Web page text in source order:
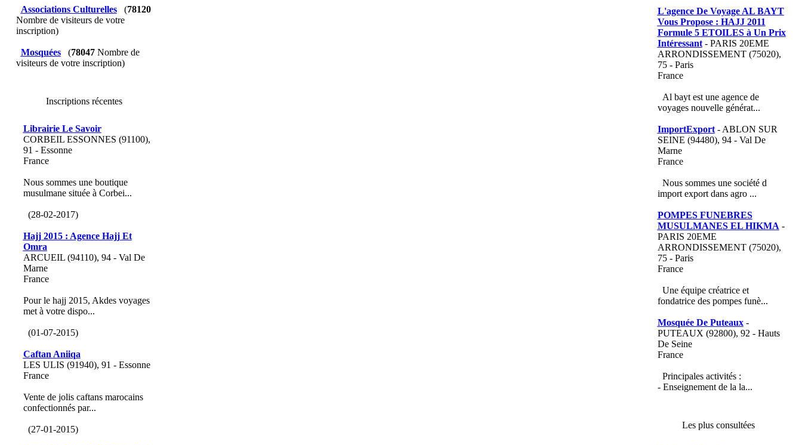
Associations Culturelles (78120
Nombre de visiteurs de votre
inscription)
Mosquées (78047Nombre de
visiteurs de votre inscription)
Inscriptions récentes
Librairie Le Savoir
CORBEIL ESSONNES (91100),
91 - Essonne
France
Nous sommes une boutique
musulmane située à Corbei...
(28-02-2017)
Hajj 2015 : Agence Hajj Et
Omra
ARCUEIL (94110), 94 - Val De
Marne
France
Pour le hajj 2015, Akdes voyages
met à votre dispo...
(01-07-2015)
Caftan Aniiqa
LES ULIS (91940), 91 - Essonne
France
Vente de jolis caftans marocains
confectionnés par...
(27-01-2015)
L'agence De Voyage AL BAYT
Vous Propose : HAJJ 2011
Formule 5 ETOILES à Un Prix
Intéressant- PARIS 20EME
ARRONDISSEMENT (75020),
75 - Paris
France
Al bayt est une agence de
voyages nouvelle générat...
ImportExport- ABLON SUR
SEINE (94480), 94 - Val De
Marne
France
Nous sommes une société d
import export dans agro ...
POMPES FUNEBRES
MUSULMANES EL HIKMA -
PARIS 20EME
ARRONDISSEMENT (75020),
75 - Paris
France
Une équipe créatrice et
fondatrice des pompes funè...
Mosquée De Puteaux-
PUTEAUX (92800), 92 - Hauts
De Seine
France
Principales activités :
- Enseignement de la la...
Les plus consultées